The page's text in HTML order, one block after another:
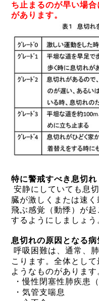
ち止まるのが早い場
があります。
特に警戒すべき息切れ
安静にしていても息
臓が激しくまたは速
飛ぶ感覚（動悸）が
するようにしましょう
息切れの原因となる病
呼吸困難は、通常、
こります。全体とし
ようなものがあります
・慢性閉塞性肺疾患 （
・気管支喘息